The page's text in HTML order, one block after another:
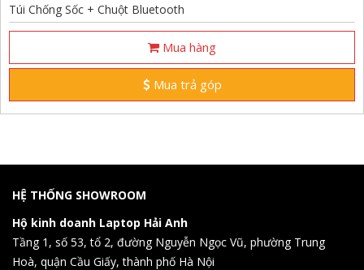
Túi Chống Sốc + Chuột Bluetooth
Mua hàng
Mua trả góp
HỆ THỐNG SHOWROOM
Hộ kinh doanh Laptop Hải Anh
Tầng 1, số 53, tổ 2, đường Nguyễn Ngọc Vũ, phường Trung
Hoà, quận Cầu Giấy, thành phố Hà Nội